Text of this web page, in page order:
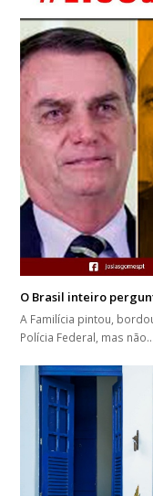
O Brasil inteiro
A Familícia pintou,
Polícia Federal, mas não…